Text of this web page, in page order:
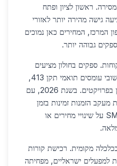
ראשון לציון ופתח
גישה מהירה יותר לאזורי
המרכז, המחירים כאן נמוכים
ספקים בחולון מציעים
ייעוץ הנדסי חינם, כולל חישובי עומסים תואמי תקן 413,
מה שמקצר את זמן התכנון בפרויקטים. בשנת 2026, עם
מעקב הזמנות זמינות בזמן
אמת. זה כולל התראות SMS על שינויי מחירים או
מקומית. רכישת קורות
למפעלים ישראליים, מפחיתה